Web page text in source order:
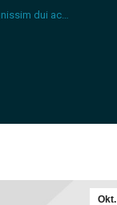
dui ac…
Okt.